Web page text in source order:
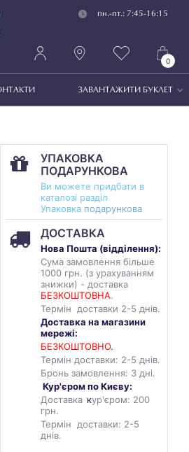
пн.-пт.: 7:45-16:15
0
ЗАВАНТАЖИТИ БУКЛЕТ
УПАКОВКА
ПОДАРУНКОВА
Ви можете придбати в
каталозі разділ
Упаковка подарункова
ДОСТАВКА
Нова Пошта (відділення):
Сума замовлення більше
1000 грн. (з урахуванням
знижки) - доставка
БЕЗКОШТОВНА.
Термін доставки 2-5 днів.
Доставка на магазини
мережі:
БЕЗКОШТОВНО.
Термін доставки: 2-5 днів.
Бронь замовлення: 3 дні.
Кур'єром по Києву:
Доставка кур'єром: 200
грн.
Термін доставки: 2-5
днів.